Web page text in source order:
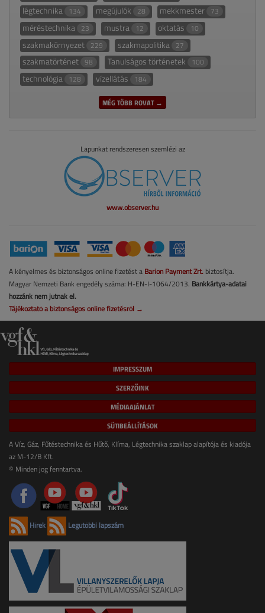
légtechnika 134 megújulók 28 mekkmester 73
méréstechnika 23 mustra 12 oktatás 10
szakmakörnyezet 229 szakmapolitika 27
szakmatörténet 98 Tanulságos történetek 100
technológia 128 vízellátás 184
MÉG TÖBB ROVAT →
Lapunkat rendszeresen szemlézi az
www.observer.hu
A kényelmes és biztonságos online fizetést a Barion Payment Zrt. biztosítja.
Magyar Nemzeti Bank engedély száma: H-EN-I-1064/2013. Bankkártya-adatai
hozzánk nem jutnak el.
Tájékoztató a biztonságos online fizetésről →
IMPRESSZUM
SZERZŐINK
MÉDIAAJÁNLAT
SÜTIBEÁLLÍTÁSOK
A Víz, Gáz, Fűtéstechnika és Hűtő, Klíma, Légtechnika szaklap alapítója és kiadója
az M-12/B Kft.
© Minden jog fenntartva.
Hírek Legutóbbi lapszám